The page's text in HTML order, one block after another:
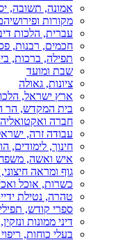
אמונה, תשובה,
מקורות
עברית, הלכות
חכמים, רבנות,
תפילה, ברכות,
שבת ומועד
ציונות, גאולה
ארץ ישראל,
בית המקדש, הר
חברה ואקטואליה
עבודה זרה,
חינוך, לימודים,
איש ואשה,
גוף ומראה
כשרות, אוכל
טהרה, נטילת
ספרי קודש,
דיני ממונות
בעלי כוחות,